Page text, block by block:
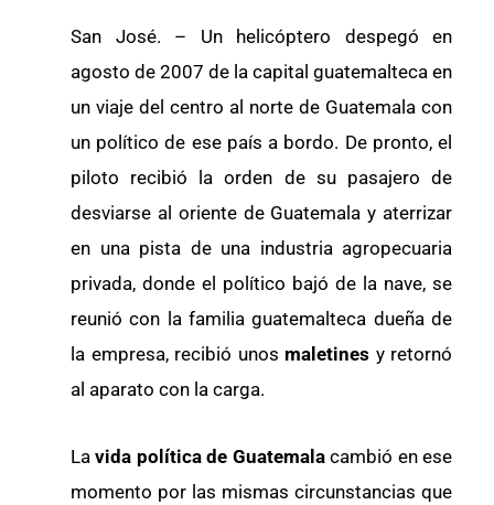
San José. – Un helicóptero despegó en
agosto de 2007 de la capital guatemalteca en
un viaje del centro al norte de Guatemala con
un político de ese país a bordo. De pronto, el
piloto recibió la orden de su pasajero de
desviarse al oriente de Guatemala y aterrizar
en una pista de una industria agropecuaria
privada, donde el político bajó de la nave, se
reunió con la familia guatemalteca dueña de
la empresa, recibió unos maletines y retornó
al aparato con la carga.
Lavida política de Guatemalacambió en ese
momento por las mismas circunstancias que